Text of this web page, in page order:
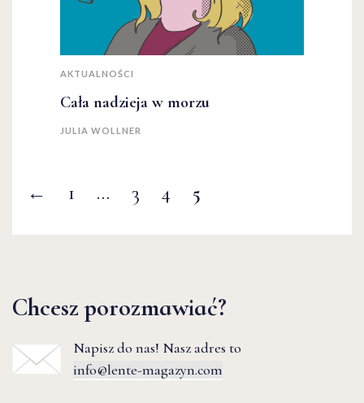
AKTUALNOŚCI
Cała nadzieja w morzu
JULIA WOLLNER
← 1 … 3 4 5
Chcesz porozmawiać?
Napisz do nas! Nasz adres to
info@lente-magazyn.com